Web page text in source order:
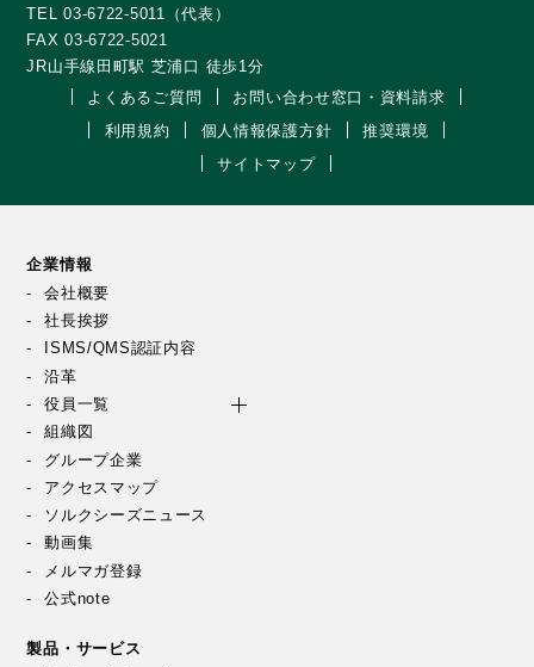
TEL 03-6722-5011（代表）
FAX 03-6722-5021
JR山手線田町駅 芝浦口 徒歩1分
よくあるご質問
お問い合わせ窓口・資料請求
利用規約
個人情報保護方針
推奨環境
サイトマップ
企業情報
会社概要
社長挨拶
ISMS/QMS認証内容
沿革
役員一覧
組織図
グループ企業
アクセスマップ
ソルクシーズニュース
動画集
メルマガ登録
公式note
製品・サービス